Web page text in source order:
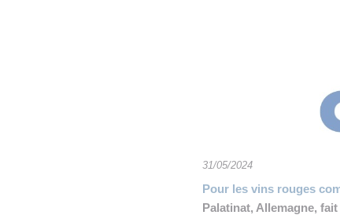
👉 PRENDRE LA PAROLE
👉 PLANNING
31/05/2024
Pour les vins rouges
Palatinat, Allemagne,